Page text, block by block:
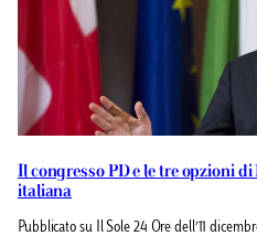
Il congresso PD e le tre opzioni
italiana
Pubblicato su Il Sole 24 Ore dell’11